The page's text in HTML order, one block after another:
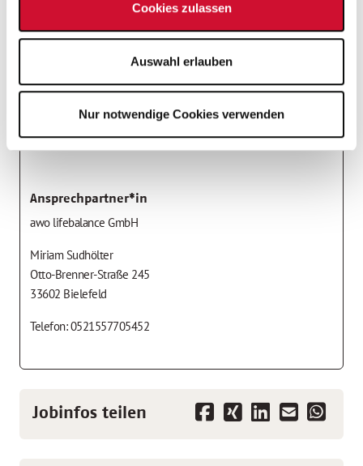
Cookies zulassen
Auswahl erlauben
Nur notwendige Cookies verwenden
60489Frankfurt am Main
Hessen
Honorartätigkeit
Minijob
Ansprechpartner*in
awo lifebalance GmbH
Miriam Sudhölter
Otto-Brenner-Straße 245
33602 Bielefeld
Telefon: 0521557705452
Jobinfos teilen